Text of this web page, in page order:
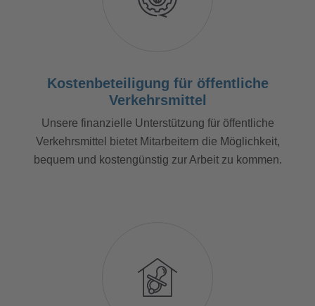
Kostenbeteiligung für öffentliche
Verkehrsmittel
Unsere finanzielle Unterstützung für öffentliche
Verkehrsmittel bietet Mitarbeitern die Möglichkeit,
bequem und kostengünstig zur Arbeit zu kommen.